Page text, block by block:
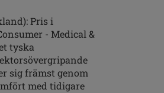
Pris i
- Medical &
tyska
sig främst genom
med tidigare